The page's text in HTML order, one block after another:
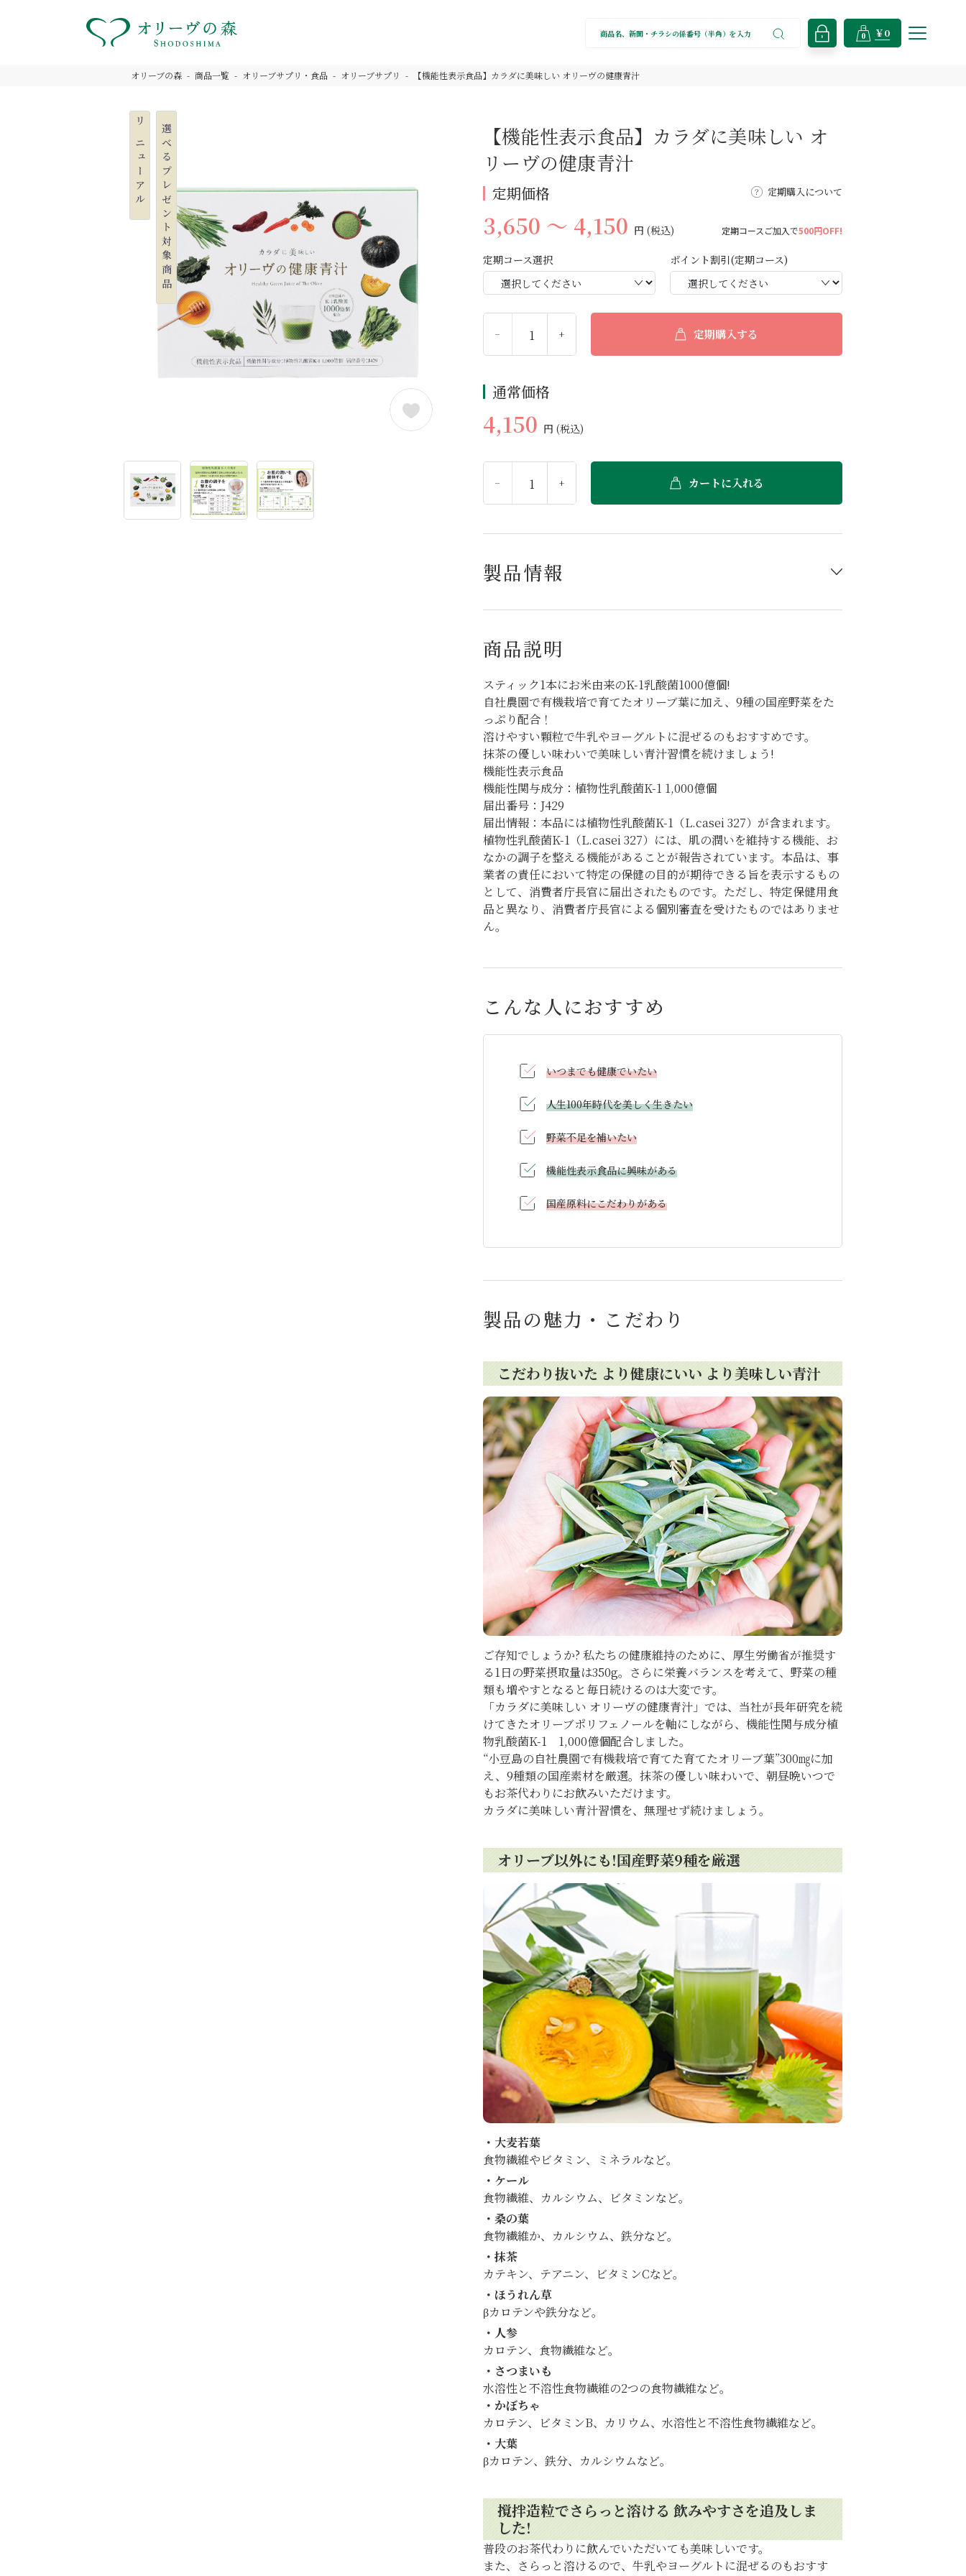
0 ￥0
オリーブの森 商品一覧 オリーブサプリ・食品 オリーブサプリ 【機能性表示食品】カラダに美味しい オリーヴの健康青汁
リニューアル選べるプレゼント対象商品
【機能性表示食品】カラダに美味しい オ
リーヴの健康青汁
定期価格 定期購入について
3,650 ～ 4,150 円 (税込) 定期コースご加入で500円OFF!
定期コース選択 ポイント割引(定期コース)
− + 定期購入する
通常価格
4,150 円 (税込)
− + カートに入れる
製品情報
商品説明
スティック1本にお米由来のK-1乳酸菌1000億個!
自社農園で有機栽培で育てたオリーブ葉に加え、9種の国産野菜をた
っぷり配合！
溶けやすい顆粒で牛乳やヨーグルトに混ぜるのもおすすめです。
抹茶の優しい味わいで美味しい青汁習慣を続けましょう!
機能性表示食品
機能性関与成分：植物性乳酸菌K-1 1,000億個
届出番号：J429
届出情報：本品には植物性乳酸菌K-1（L.casei 327）が含まれます。
植物性乳酸菌K-1（L.casei 327）には、肌の潤いを維持する機能、お
なかの調子を整える機能があることが報告されています。本品は、事
業者の責任において特定の保健の目的が期待できる旨を表示するもの
として、消費者庁長官に届出されたものです。ただし、特定保健用食
品と異なり、消費者庁長官による個別審査を受けたものではありませ
ん。
こんな人におすすめ
いつまでも健康でいたい
人生100年時代を美しく生きたい
野菜不足を補いたい
機能性表示食品に興味がある
国産原料にこだわりがある
製品の魅力・こだわり
こだわり抜いた より健康にいい より美味しい青汁
ご存知でしょうか? 私たちの健康維持のために、厚生労働省が推奨す
る1日の野菜摂取量は350g。さらに栄養バランスを考えて、野菜の種
類も増やすとなると毎日続けるのは大変です。
「カラダに美味しい オリーヴの健康青汁」では、当社が長年研究を続
けてきたオリーブポリフェノールを軸にしながら、機能性関与成分植
物乳酸菌K-1 1,000億個配合しました。
“小豆島の自社農園で有機栽培で育てた育てたオリーブ葉”300㎎に加
え、9種類の国産素材を厳選。抹茶の優しい味わいで、朝昼晩いつで
もお茶代わりにお飲みいただけます。
カラダに美味しい青汁習慣を、無理せず続けましょう。
オリーブ以外にも!国産野菜9種を厳選
・大麦若葉
食物繊維やビタミン、ミネラルなど。
・ケール
食物繊維、カルシウム、ビタミンなど。
・桑の葉
食物繊維か、カルシウム、鉄分など。
・抹茶
カテキン、テアニン、ビタミンCなど。
・ほうれん草
βカロテンや鉄分など。
・人参
カロテン、食物繊維など。
・さつまいも
水溶性と不溶性食物繊維の2つの食物繊維など。
・かぼちゃ
カロテン、ビタミンB、カリウム、水溶性と不溶性食物繊維など。
・大葉
βカロテン、鉄分、カルシウムなど。
撹拌造粒でさらっと溶ける 飲みやすさを追及しま
した!
普段のお茶代わりに飲んでいただいても美味しいです。
また、さらっと溶けるので、牛乳やヨーグルトに混ぜるのもおすす